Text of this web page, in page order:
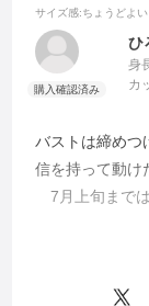
サイズ感:ちょうどよい
ひ
身
カ
バストは締めつ
信を持って動け
7月上旬まで